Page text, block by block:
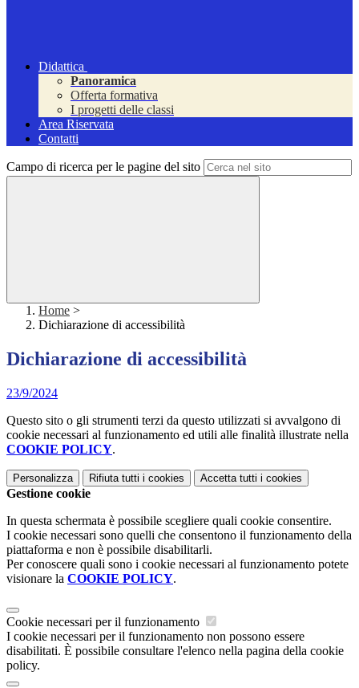
Didattica
Panoramica
Offerta formativa
I progetti delle classi
Area Riservata
Contatti
Campo di ricerca per le pagine del sito
Home >
Dichiarazione di accessibilità
Dichiarazione di accessibilità
23/9/2024
Questo sito o gli strumenti terzi da questo utilizzati si avvalgono di
cookie necessari al funzionamento ed utili alle finalità illustrate nella
COOKIE POLICY.
Personalizza Rifiuta tutti i cookies Accetta tutti i cookies
Gestione cookie
In questa schermata è possibile scegliere quali cookie consentire.
I cookie necessari sono quelli che consentono il funzionamento della
piattaforma e non è possibile disabilitarli.
Per conoscere quali sono i cookie necessari al funzionamento potete
visionare la COOKIE POLICY.
Cookie necessari per il funzionamento
I cookie necessari per il funzionamento non possono essere
disabilitati. È possibile consultare l'elenco nella pagina della cookie
policy.